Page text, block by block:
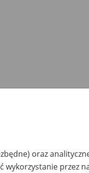
oraz
wykorzystanie przez